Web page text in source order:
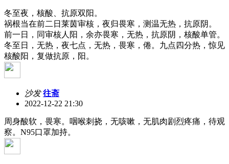
冬至夜，核酸、抗原双阳。
祸根当在前二日莱茵审核，夜归畏寒，测温无热，抗原阴。
前一日，同审核人阳，余亦畏寒，无热，抗原阴，核酸单管。
冬至日，无热，夜七点，无热，畏寒，倦。九点四分热，惊见
核酸阳，复做抗原，阳。
沙发 往斋
2022-12-22 21:30
周身酸软，畏寒。咽喉刺挠，无咳嗽，无肌肉剧烈疼痛，待观
察。N95口罩加持。